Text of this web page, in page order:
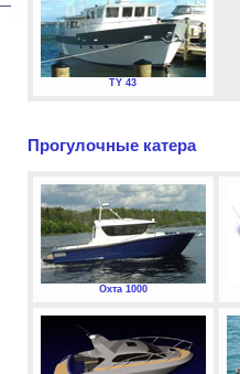
TY 43
Прогулочные катера
Охта 1000